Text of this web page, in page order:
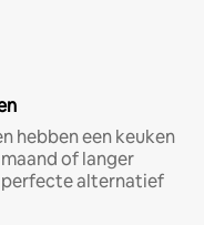
hebben een keuken
of langer
alternatief